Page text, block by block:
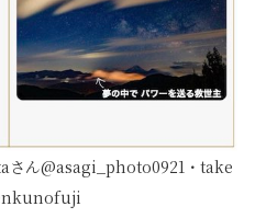
さん@asagi_photo0921・take